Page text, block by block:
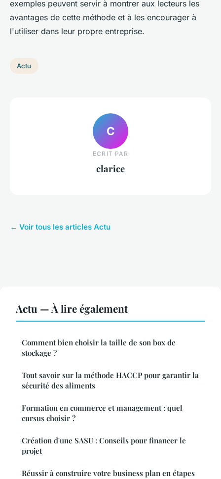
exemples peuvent servir à montrer aux lecteurs les
avantages de cette méthode et à les encourager à
l'utiliser dans leur propre entreprise.
Actu
C
ECRIT PAR
clarice
← Voir tous les articles Actu
Actu — À lire également
Comment bien choisir la taille de son box de
stockage ?
Tout savoir sur la méthode HACCP pour garantir la
sécurité des aliments
Formation en commerce et management : quel
cursus choisir ?
Création d'une SASU : Conseils pour financer le
projet
Réussir à construire votre business plan en étapes